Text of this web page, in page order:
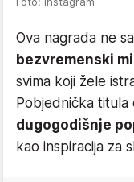
Ova nagrada ne
bezvremenski
svima koji žele
Pobjednička
dugogodišnje
kao inspiracija za